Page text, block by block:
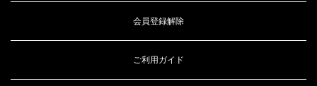
会員登録解除
ご利用ガイド